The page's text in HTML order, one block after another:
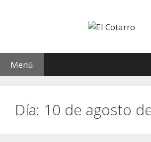
Menú
Día: 10 de agosto